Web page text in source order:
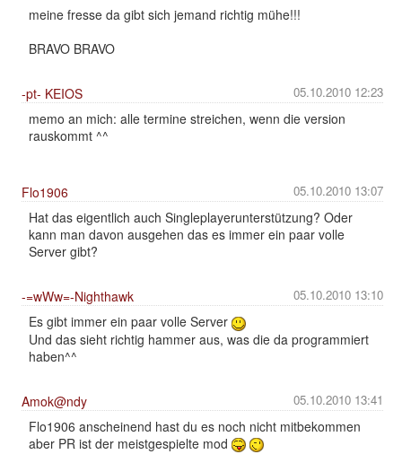
meine fresse da gibt sich jemand richtig mühe!!!
BRAVO BRAVO
05.10.2010 12:23
-pt- KEIOS
memo an mich: alle termine streichen, wenn die version
rauskommt ^^
05.10.2010 13:07
Flo1906
Hat das eigentlich auch Singleplayerunterstützung? Oder
kann man davon ausgehen das es immer ein paar volle
Server gibt?
05.10.2010 13:10
-=wWw=-Nighthawk
Es gibt immer ein paar volle Server
Und das sieht richtig hammer aus, was die da programmiert
haben^^
05.10.2010 13:41
Amok@ndy
Flo1906 anscheinend hast du es noch nicht mitbekommen
aber PR ist der meistgespielte mod